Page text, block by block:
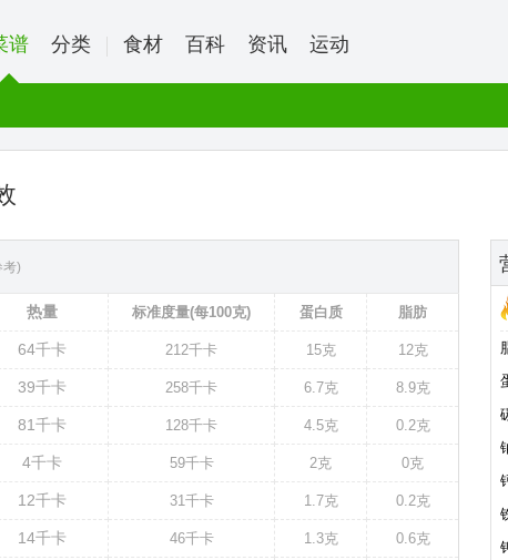
谱 分类 食材 百科 资讯 运动
)
热量 标准度量(每100克) 蛋白质 脂肪
64千卡 212千卡 15克 12克
39千卡 258千卡 6.7克 8.9克
81千卡 128千卡 4.5克 0.2克
4千卡 59千卡 2克 0克
12千卡 31千卡 1.7克 0.2克
14千卡 46千卡 1.3克 0.6克